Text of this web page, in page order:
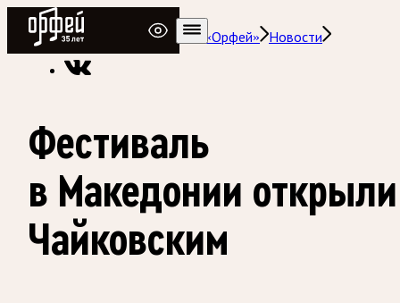
Радио Орфей
Радио классической музыки «Орфей»
Новости
Фестиваль
в Македонии открыли
Чайковским